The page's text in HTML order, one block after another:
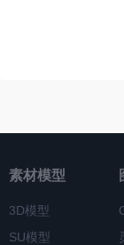
素材模型
3D模型
SU模型